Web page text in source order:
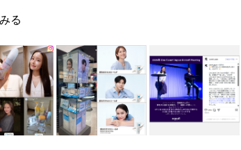
る